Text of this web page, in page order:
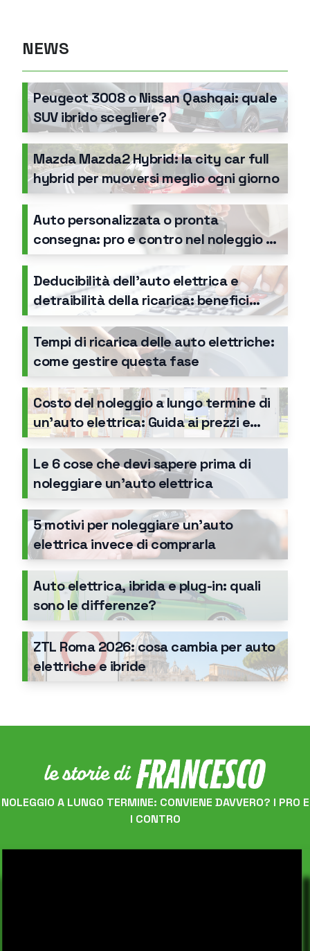
NEWS
Peugeot 3008 o Nissan Qashqai: quale
SUV ibrido scegliere?
Mazda Mazda2 Hybrid: la city car full
hybrid per muoversi meglio ogni giorno
Auto personalizzata o pronta
consegna: pro e contro nel noleggio a
lungo termine
Deducibilità dell’auto elettrica e
detraibilità della ricarica: benefici
fiscali per aziende e partite IVA
Tempi di ricarica delle auto elettriche:
come gestire questa fase
Costo del noleggio a lungo termine di
un’auto elettrica: Guida ai prezzi e
vantaggi
Le 6 cose che devi sapere prima di
noleggiare un’auto elettrica
5 motivi per noleggiare un’auto
elettrica invece di comprarla
Auto elettrica, ibrida e plug-in: quali
sono le differenze?
ZTL Roma 2026: cosa cambia per auto
elettriche e ibride
NOLEGGIO A LUNGO TERMINE: CONVIENE DAVVERO? I PRO E
I CONTRO